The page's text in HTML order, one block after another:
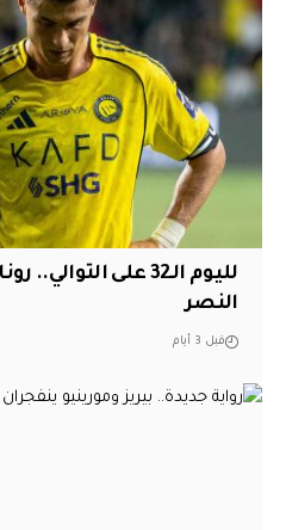
لليوم الـ32 على
النصر
قبل 3 أيام